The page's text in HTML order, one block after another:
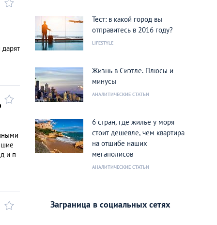
и п
Тест: в какой город вы
отправитесь в 2016 году?
LIFESTYLE
Жизнь в Сиэтле. Плюсы и
минусы
АНАЛИТИЧЕСКИЕ СТАТЬИ
6 стран, где жилье у моря
стоит дешевле, чем квартира
на отшибе наших
мегаполисов
АНАЛИТИЧЕСКИЕ СТАТЬИ
Заграница в социальных сетях